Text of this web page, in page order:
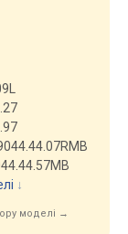
↓
моделі →